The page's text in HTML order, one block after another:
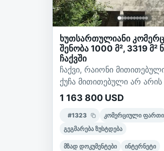
ხუთსართულიანი
შენობა 1000 მ², 3319 მ²
ჩაქვში
ჩაქვი, რაიონი
ქუჩა მითითებული არ არის
1 163 800 USD
#1323 კომერციული ფართი
გეგმარება ზუსტდება
მზად დოკუმენტები
ინტერნეტი